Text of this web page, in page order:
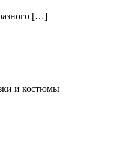
[…]
и костюмы